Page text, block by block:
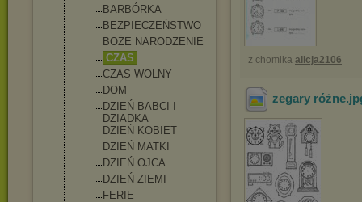
BARBÓRKA
BEZPIECZEŃSTWO
BOŻE NARODZENIE
CZAS
CZAS WOLNY
DOM
DZIEŃ BABCI I
DZIADKA
DZIEŃ KOBIET
DZIEŃ MATKI
DZIEŃ OJCA
DZIEŃ ZIEMI
FERIE
z chomika alicja2106
zegary różne